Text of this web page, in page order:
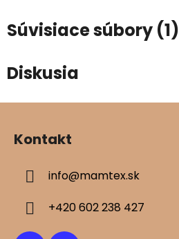
Súvisiace súbory (1)
Diskusia
Kontakt
info@mamtex.sk
+420 602 238 427